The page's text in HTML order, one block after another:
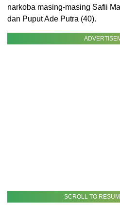
narkoba masing-masing Safii
dan Puput Ade Putra (40).
SCROLL TO